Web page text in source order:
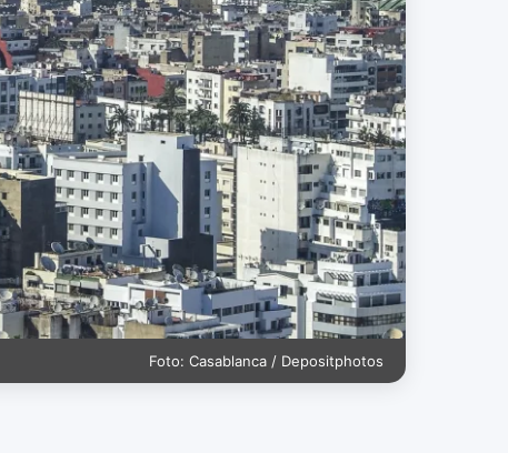
Foto: Casablanca / Depositphotos